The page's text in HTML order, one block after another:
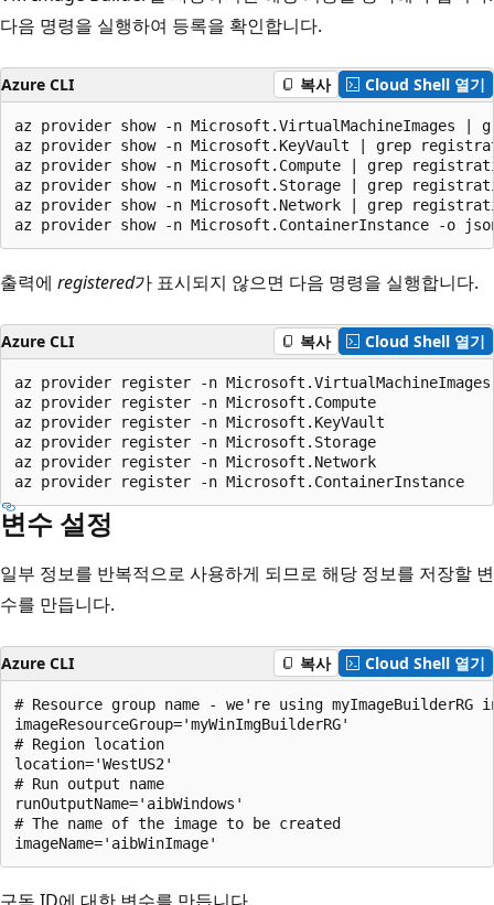
다음 명령을 실행하여 등록을 확인합니다.
Azure CLI 복사 Cloud Shell 열기
az provider show -n Microsoft.VirtualMachineImages |
az provider show -n Microsoft.KeyVault | grep
az provider show -n Microsoft.Compute | grep
az provider show -n Microsoft.Storage | grep
az provider show -n Microsoft.Network | grep
출력에 registered가 표시되지 않으면 다음 명령을 실행합니다.
Azure CLI 복사 Cloud Shell 열기
az provider register -n Microsoft.VirtualMachineImages
az provider register -n Microsoft.Compute
az provider register -n Microsoft.KeyVault
az provider register -n Microsoft.Storage
az provider register -n Microsoft.Network
변수 설정
일부 정보를 반복적으로 사용하게 되므로 해당 정보를 저장할 변
수를 만듭니다.
Azure CLI 복사 Cloud Shell 열기
# Resource group name - we're using myImageBuilderRG
imageResourceGroup='myWinImgBuilderRG'
# Region location
location='WestUS2'
# Run output name
runOutputName='aibWindows'
# The name of the image to be created
구독 ID에 대한 변수를 만듭니다.